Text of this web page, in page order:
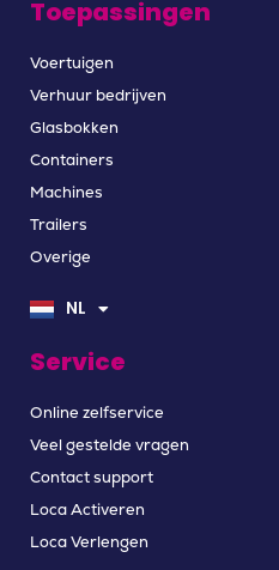
Toepassingen
Voertuigen
Verhuur bedrijven
Glasbokken
Containers
Machines
Trailers
Overige
NL
EN
FR
Service
Online zelfservice
Veel gestelde vragen
Contact support
Loca Activeren
Loca Verlengen